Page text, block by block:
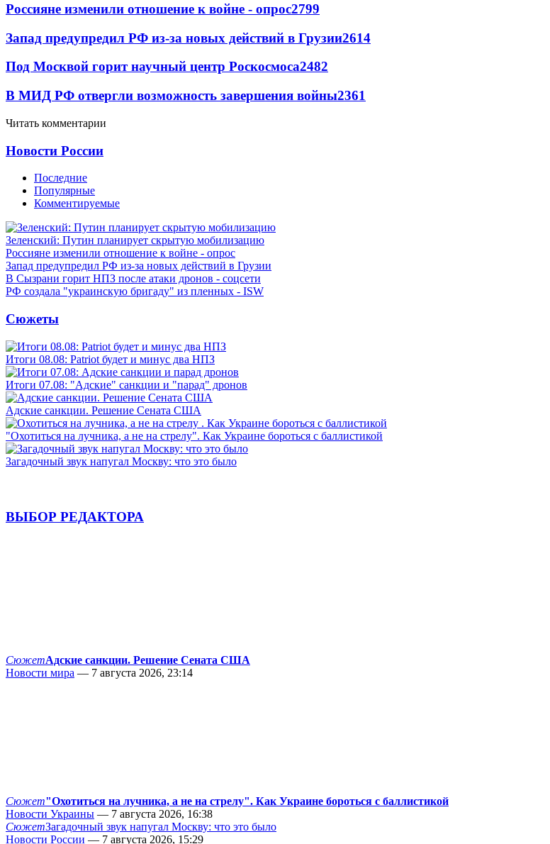
Россияне изменили отношение к войне - опрос2799
Запад предупредил РФ из-за новых действий в Грузии2614
Под Москвой горит научный центр Роскосмоса2482
В МИД РФ отвергли возможность завершения войны2361
Читать комментарии
Новости России
Последние
Популярные
Комментируемые
Зеленский: Путин планирует скрытую мобилизацию
Россияне изменили отношение к войне - опрос
Запад предупредил РФ из-за новых действий в Грузии
В Сызрани горит НПЗ после атаки дронов - соцсети
РФ создала "украинскую бригаду" из пленных - ISW
Сюжеты
Итоги 08.08: Patriot будет и минус два НПЗ
Итоги 07.08: "Адские" санкции и "парад" дронов
Адские санкции. Решение Сената США
"Охотиться на лучника, а не на стрелу". Как Украине бороться с баллистикой
Загадочный звук напугал Москву: что это было
ВЫБОР РЕДАКТОРА
СюжетАдские санкции. Решение Сената США
Новости мира — 7 августа 2026, 23:14
Сюжет"Охотиться на лучника, а не на стрелу". Как Украине бороться с баллистикой
Новости Украины — 7 августа 2026, 16:38
СюжетЗагадочный звук напугал Москву: что это было
Новости России — 7 августа 2026, 15:29